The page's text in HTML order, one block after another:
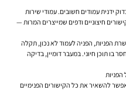
ידנית עמודים חשובים. עמודי שירות
חיצוניים ודפים שמייצרים המרות —
הפניות, הפניה לעמוד לא נכון, תקלה
בו תוכן חיוני. במעבר דומיין, בדיקה
הטעויות הנפוצות היא להניח שאם יש 301, אפשר להשאיר את כל הקישורים הפנימיים